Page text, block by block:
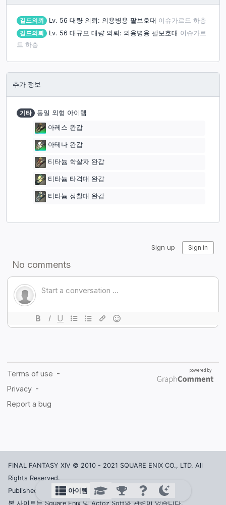
길드의뢰 Lv. 56 대량 의뢰: 의용병용 팔보호대 이슈가르드 하층
길드의뢰
Lv. 56 대규모 대량 의뢰: 의용병용 팔보호대 이슈가르
드 하층
추가 정보
기타
동일 외형 아이템
아레스 완갑
아테나 완갑
티타늄 학살자 완갑
티타늄 타격대 완갑
티타늄 정찰대 완갑
FINAL FANTASY XIV © 2010 - 2021 SQUARE ENIX CO., LTD. All
Rights Reserved.
Published in Korea by ACTOZ SOFT CO., LTD.
본 사이트는 Square Enix 및 Actoz Soft와 관련이 없습니다.
아이템